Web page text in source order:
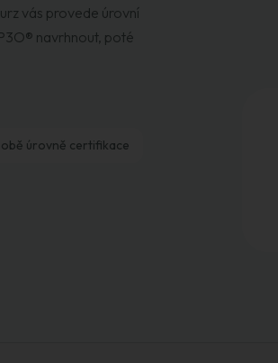
vás provede úrovní
navrhnout, poté
úrovně certifikace